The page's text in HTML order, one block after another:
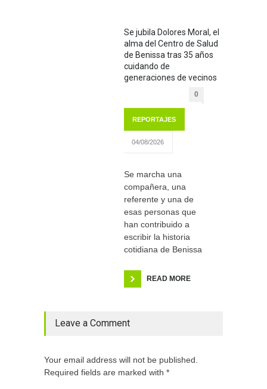
Se jubila Dolores Moral, el
alma del Centro de Salud
de Benissa tras 35 años
cuidando de
generaciones de vecinos
0
REPORTAJES
04/08/2026
Se marcha una
compañera, una
referente y una de
esas personas que
han contribuido a
escribir la historia
cotidiana de Benissa
READ MORE
Leave a Comment
Your email address will not be published.
Required fields are marked with *